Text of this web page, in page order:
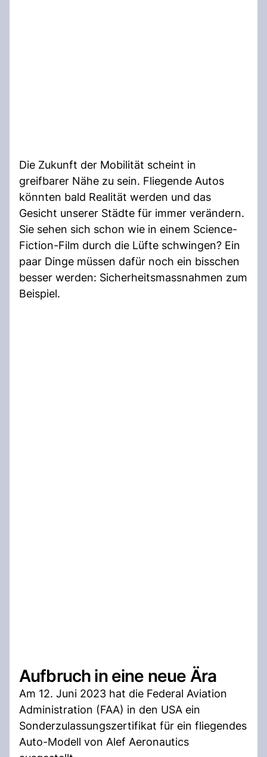
Die Zukunft der Mobilität scheint in
greifbarer Nähe zu sein. Fliegende Autos
könnten bald Realität werden und das
Gesicht unserer Städte für immer verändern.
Sie sehen sich schon wie in einem Science-
Fiction-Film durch die Lüfte schwingen? Ein
paar Dinge müssen dafür noch ein bisschen
besser werden: Sicherheitsmassnahmen zum
Beispiel.
Aufbruch in eine neue Ära
Am 12. Juni 2023 hat die Federal Aviation
Administration (FAA) in den USA ein
Sonderzulassungszertifikat für ein fliegendes
Auto-Modell von Alef Aeronautics